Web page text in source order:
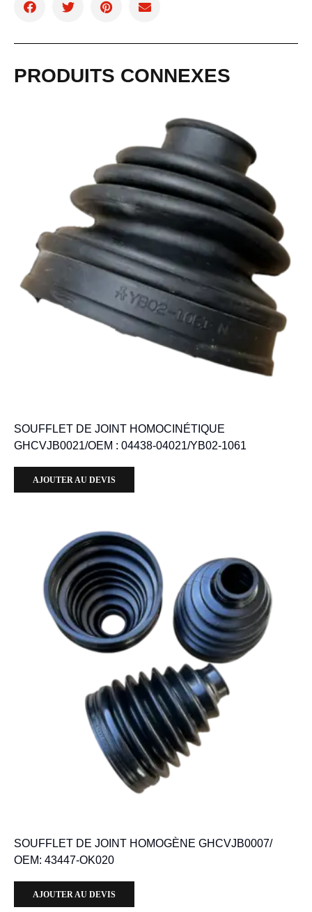
PRODUITS CONNEXES
SOUFFLET DE JOINT HOMOCINÉTIQUE
GHCVJB0021/OEM : 04438-04021/YB02-1061
AJOUTER AU DEVIS
SOUFFLET DE JOINT HOMOGÈNE GHCVJB0007/
OEM: 43447-OK020
AJOUTER AU DEVIS